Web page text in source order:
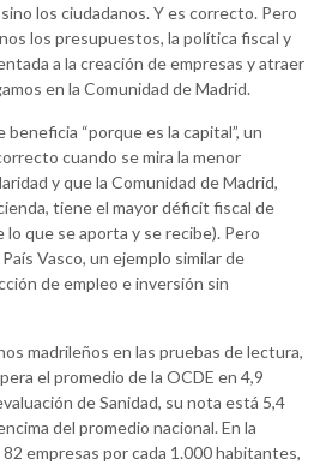
los ciudadanos. Y es correcto. Pero
los presupuestos, la política fiscal y
a la creación de empresas y atraer
en la Comunidad de Madrid.
“porque es la capital”, un
cuando se mira la menor
y que la Comunidad de Madrid,
tiene el mayor déficit fiscal de
que se aporta y se recibe). Pero
Vasco, un ejemplo similar de
de empleo e inversión sin
madrileños en las pruebas de lectura,
el promedio de la OCDE en 4,9
de Sanidad, su nota está 5,4
del promedio nacional. En la
empresas por cada 1.000 habitantes,